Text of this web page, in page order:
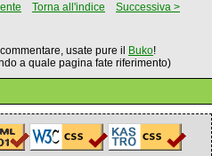
Torna all'indice Successiva >
usate pure il Buko!
a quale pagina fate riferimento)